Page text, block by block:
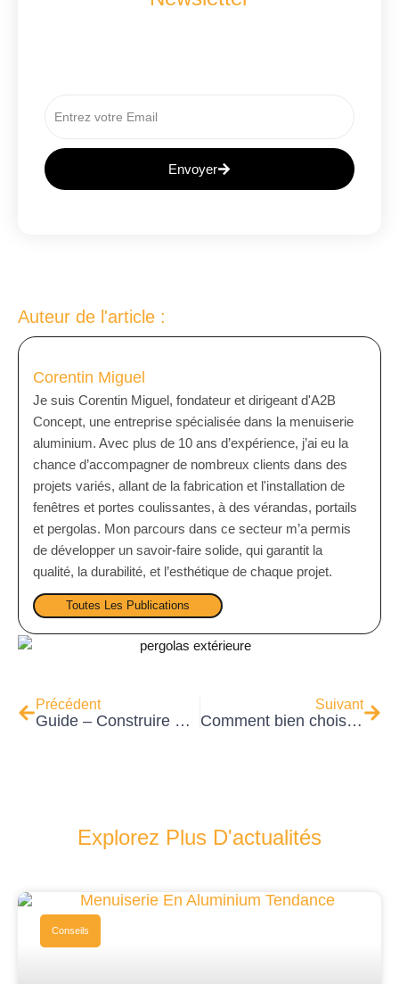
Envoyer
I
Auteur de l'article :
Corentin Miguel
Je suis Corentin Miguel, fondateur et dirigeant d'A2B
Concept, une entreprise spécialisée dans la menuiserie
aluminium. Avec plus de 10 ans d’expérience, j’ai eu la
chance d’accompagner de nombreux clients dans des
projets variés, allant de la fabrication et l'installation de
fenêtres et portes coulissantes, à des vérandas, portails
et pergolas. Mon parcours dans ce secteur m’a permis
de développer un savoir-faire solide, qui garantit la
qualité, la durabilité, et l’esthétique de chaque projet.
Toutes Les Publications
Précédent
Guide – Construire une Véranda
Suivant
Comment bien choisir son portail ? Le Guide d’A2B Concept
Explorez Plus D'actualités
Conseils